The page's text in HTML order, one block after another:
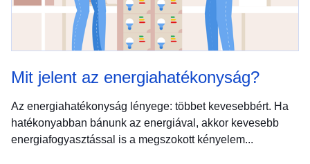
Mit jelent az energiahatékonyság?
Az energiahatékonyság lényege: többet kevesebbért. Ha
hatékonyabban bánunk az energiával, akkor kevesebb
energiafogyasztással is a megszokott kényelem...